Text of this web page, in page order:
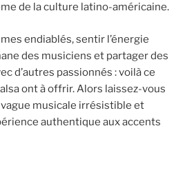
de la culture latino-américaine.
endiablés, sentir l’énergie
des musiciens et partager des
d’autres passionnés : voilà ce
ont à offrir. Alors laissez-vous
musicale irrésistible et
authentique aux accents